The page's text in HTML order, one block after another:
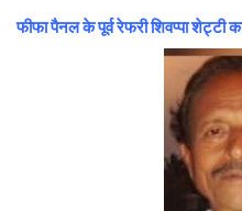
फीफा पैनल के पूर्व रेफरी शिवप्पा शेट्टी